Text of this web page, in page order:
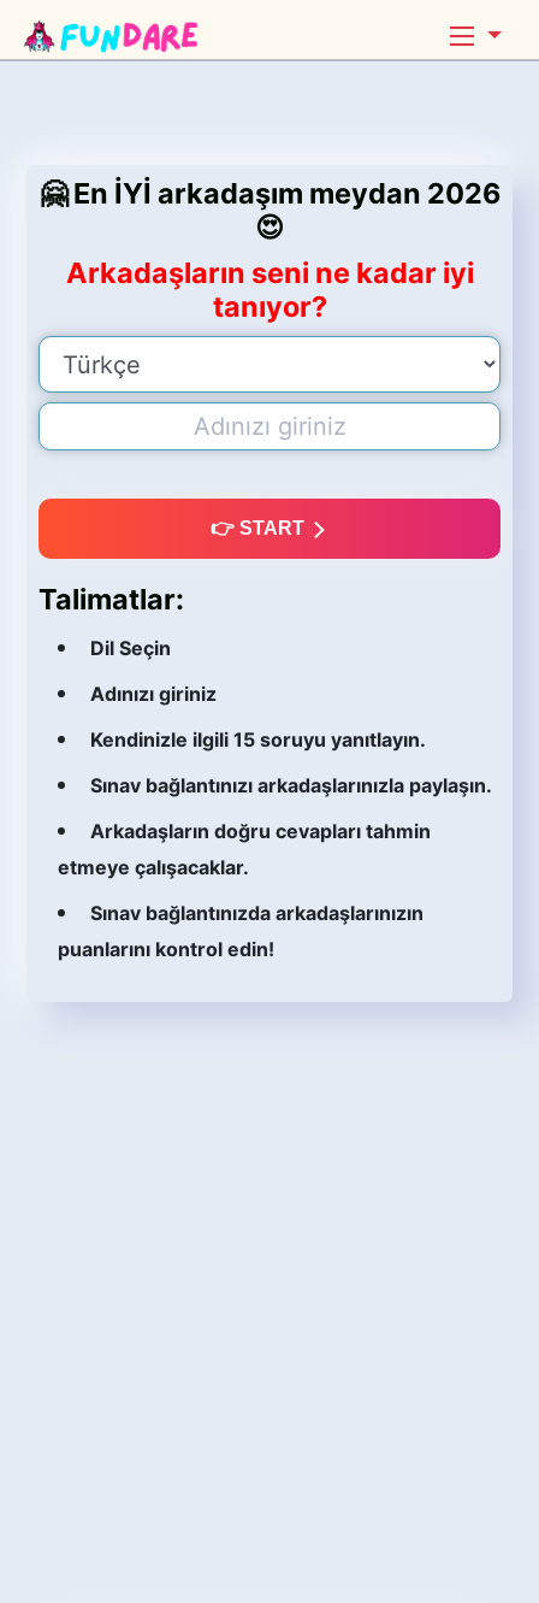
🤗 En İYİ arkadaşım meydan 2026
😍
Arkadaşların seni ne kadar iyi
tanıyor?
👉 START
Talimatlar:
Dil Seçin
Adınızı giriniz
Kendinizle ilgili 15 soruyu yanıtlayın.
Sınav bağlantınızı arkadaşlarınızla paylaşın.
Arkadaşların doğru cevapları tahmin
etmeye çalışacaklar.
Sınav bağlantınızda arkadaşlarınızın
puanlarını kontrol edin!